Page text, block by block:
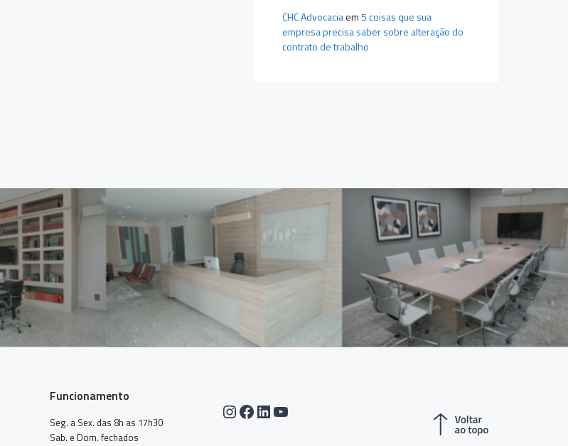
CHC Advocaciaem5 coisas que sua
empresa precisa saber sobre alteração do
contrato de trabalho
Funcionamento
Seg. a Sex. das 8h as 17h30
Sab. e Dom. fechados
Instagram
Facebook
LinkedIn
Youtube